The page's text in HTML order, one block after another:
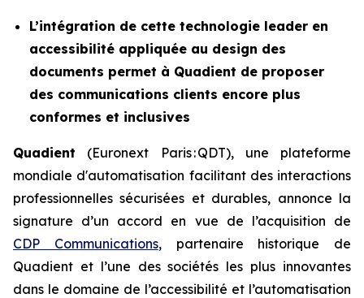
L’intégration de cette technologie leader en
accessibilité appliquée au design des
documents permet à Quadient de proposer
des communications clients encore plus
conformes et inclusives
Quadient (Euronext Paris : QDT), une plateforme
mondiale d'automatisation facilitant des interactions
professionnelles sécurisées et durables, annonce la
signature d’un accord en vue de l’acquisition de
CDP Communications, partenaire historique de
Quadient et l’une des sociétés les plus innovantes
dans le domaine de l’accessibilité et l’automatisation